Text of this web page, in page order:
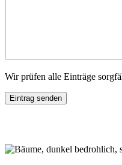
Wir prüfen alle Einträge